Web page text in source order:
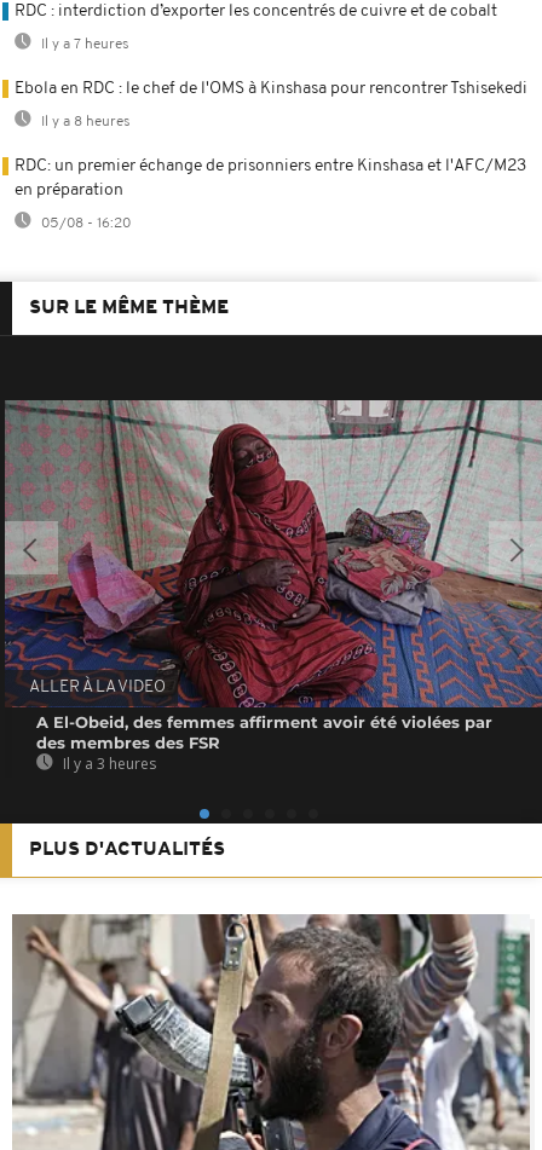
RDC : interdiction d’exporter les concentrés de cuivre et de cobalt
Il y a 7 heures
Ebola en RDC : le chef de l'OMS à Kinshasa pour rencontrer Tshisekedi
Il y a 8 heures
RDC: un premier échange de prisonniers entre Kinshasa et l'AFC/M23
en préparation
05/08 - 16:20
SUR LE MÊME THÈME
ALLER À LA VIDEO
A El-Obeid, des femmes affirment avoir été violées par
des membres des FSR
Il y a 3 heures
PLUS D'ACTUALITÉS